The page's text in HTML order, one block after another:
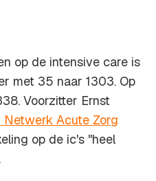
op de intensive care is
met 35 naar 1303. Op
Voorzitter Ernst
Netwerk Acute Zorg
op de ic's "heel